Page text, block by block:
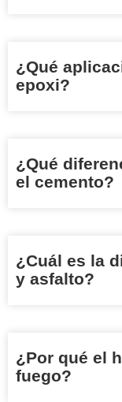
¿Qué
epoxi?
¿Qué
el cemento?
¿Cuál es la
y asfalto?
¿Por qué el
fuego?